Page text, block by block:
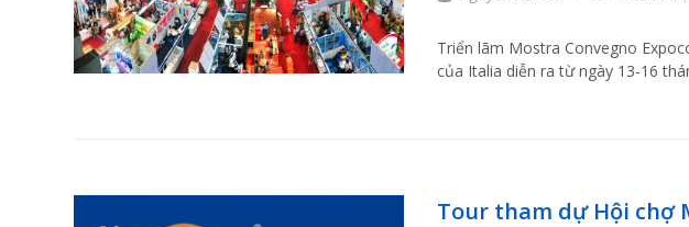
Triển lãm Mostra Convegno
của Italia diễn ra từ ngày 13-16
Tour tham dự Hội chợ